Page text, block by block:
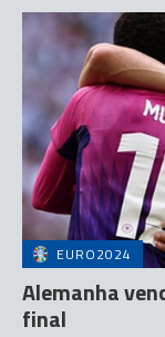
EURO2024
Alemanha
final